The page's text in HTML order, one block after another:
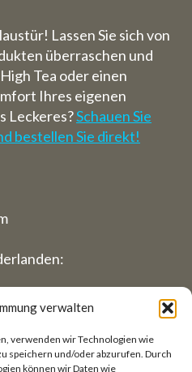
verwalten
verwenden wir Technologien wie
speichern und/oder abzurufen. Durch
können wir Daten wie
Lassen Sie sich von
überraschen und
Tea oder einen
Ihres eigenen
Leckeres?Schauen Sie
bestellen Sie direkt!